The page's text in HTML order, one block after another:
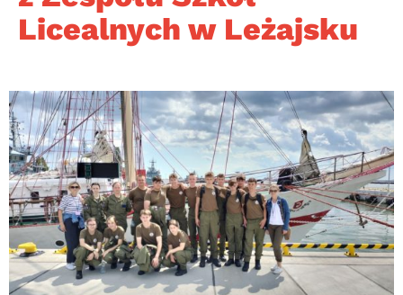
Licealnych w Leżajsku